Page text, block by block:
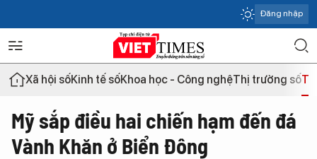
Đăng nhập
Xã hội sốKinh tế sốKhoa học - Công nghệThị trường số
Mỹ sắp điều hai chiến hạm đến đá
Vành Khăn ở Biển Đông